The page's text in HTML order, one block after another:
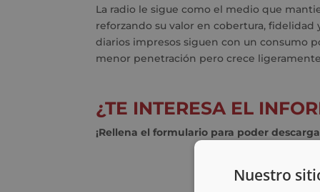
La radio le sigue como el medio que
reforzando su valor en cobertura,
diarios impresos siguen con un consumo
menor penetración pero crece
¿TE INTERESA EL
¡Rellena el formulario para poder
Nuestro